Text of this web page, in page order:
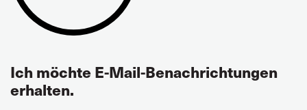
Ich möchte E-Mail-Benachrichtungen
erhalten.